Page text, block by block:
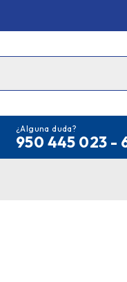
¿Alguna duda?
950 445 023 -